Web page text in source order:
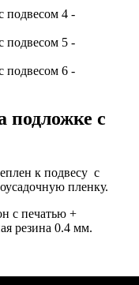
подложке с
к подвесу с
пленку.
с печатью +
резина 0.4 мм.